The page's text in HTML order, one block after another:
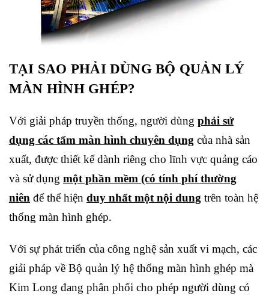
TẠI SAO PHẢI DÙNG BỘ QUẢN LÝ
MÀN HÌNH GHÉP?
Với giải pháp truyền thống, người dùng phải sử
dụng các tấm màn hình chuyên dụng của nhà sản
xuất, được thiết kế dành riêng cho lĩnh vực quảng cáo
và sử dụng một phần mềm (có tính phí thường
niên để thể hiện duy nhất một nội dung trên toàn hệ
thống màn hình ghép.
Với sự phát triển của công nghệ sản xuất vi mạch, các
giải pháp về Bộ quản lý hệ thống màn hình ghép mà
Kim Long đang phân phối cho phép người dùng có